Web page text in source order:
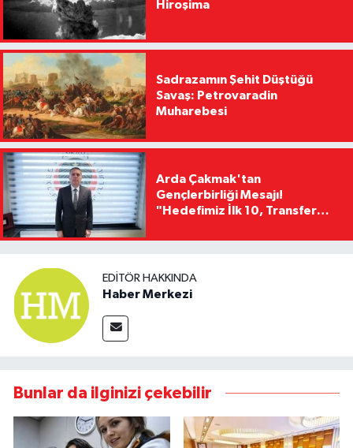
Hiroşima
Sadrazamın Şehit Düştüğü
Savaş: Petrovaradin
Muharebesi
Arda Çakmak'tan
Gençlerbirliği Mesajı!
"Hedefimiz İlk 10, Transfer
Kaldıracağız"
EDITÖR HAKKINDA
Haber Merkezi
Bunlar da ilginizi çekebilir